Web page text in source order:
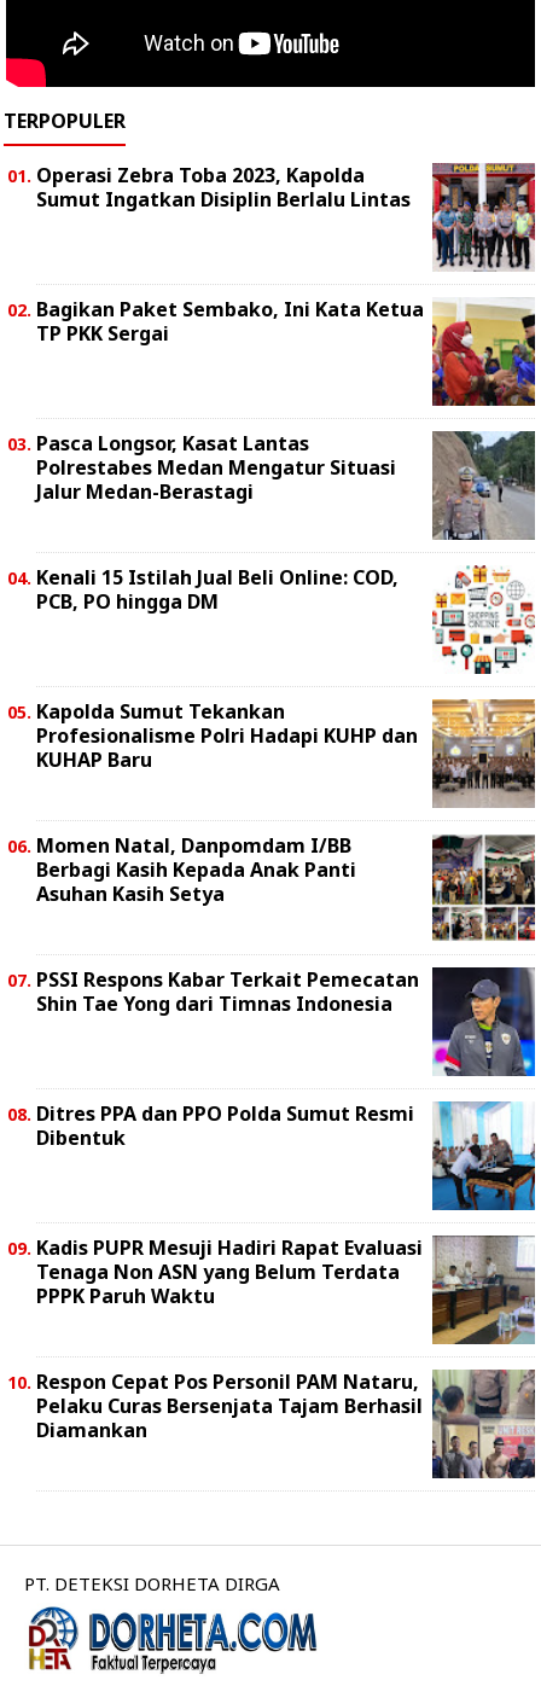
TERPOPULER
Operasi Zebra Toba 2023, Kapolda
Sumut Ingatkan Disiplin Berlalu Lintas
Bagikan Paket Sembako, Ini Kata Ketua
TP PKK Sergai
Pasca Longsor, Kasat Lantas
Polrestabes Medan Mengatur Situasi
Jalur Medan-Berastagi
Kenali 15 Istilah Jual Beli Online: COD,
PCB, PO hingga DM
Kapolda Sumut Tekankan
Profesionalisme Polri Hadapi KUHP dan
KUHAP Baru
Momen Natal, Danpomdam I/BB
Berbagi Kasih Kepada Anak Panti
Asuhan Kasih Setya
PSSI Respons Kabar Terkait Pemecatan
Shin Tae Yong dari Timnas Indonesia
Ditres PPA dan PPO Polda Sumut Resmi
Dibentuk
Kadis PUPR Mesuji Hadiri Rapat Evaluasi
Tenaga Non ASN yang Belum Terdata
PPPK Paruh Waktu
Respon Cepat Pos Personil PAM Nataru,
Pelaku Curas Bersenjata Tajam Berhasil
Diamankan
PT. DETEKSI DORHETA DIRGA